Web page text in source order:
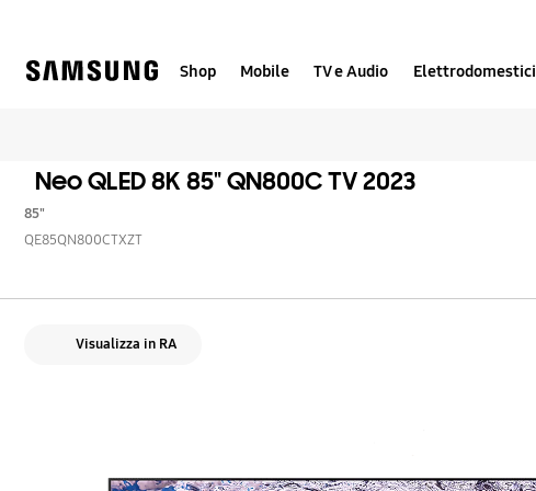
help
Shop Mobile TV e Audio Elettrodomestici
Neo QLED 8K 85" QN800C TV 2023
85"
QE85QN800CTXZT
Visualizza in RA